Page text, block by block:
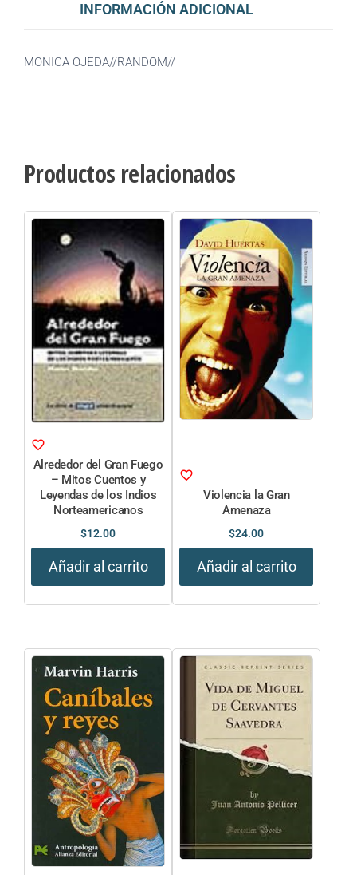
INFORMACIÓN ADICIONAL
MONICA OJEDA//RANDOM//
Productos relacionados
Alrededor del Gran Fuego
– Mitos Cuentos y
Leyendas de los Indios
Norteamericanos
$12.00
Añadir al carrito
Violencia la Gran
Amenaza
$24.00
Añadir al carrito